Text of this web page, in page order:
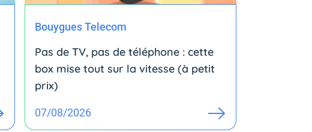
Bouygues Telecom
Pas de TV, pas de téléphone : cette
box mise tout sur la vitesse (à petit
prix)
07/08/2026